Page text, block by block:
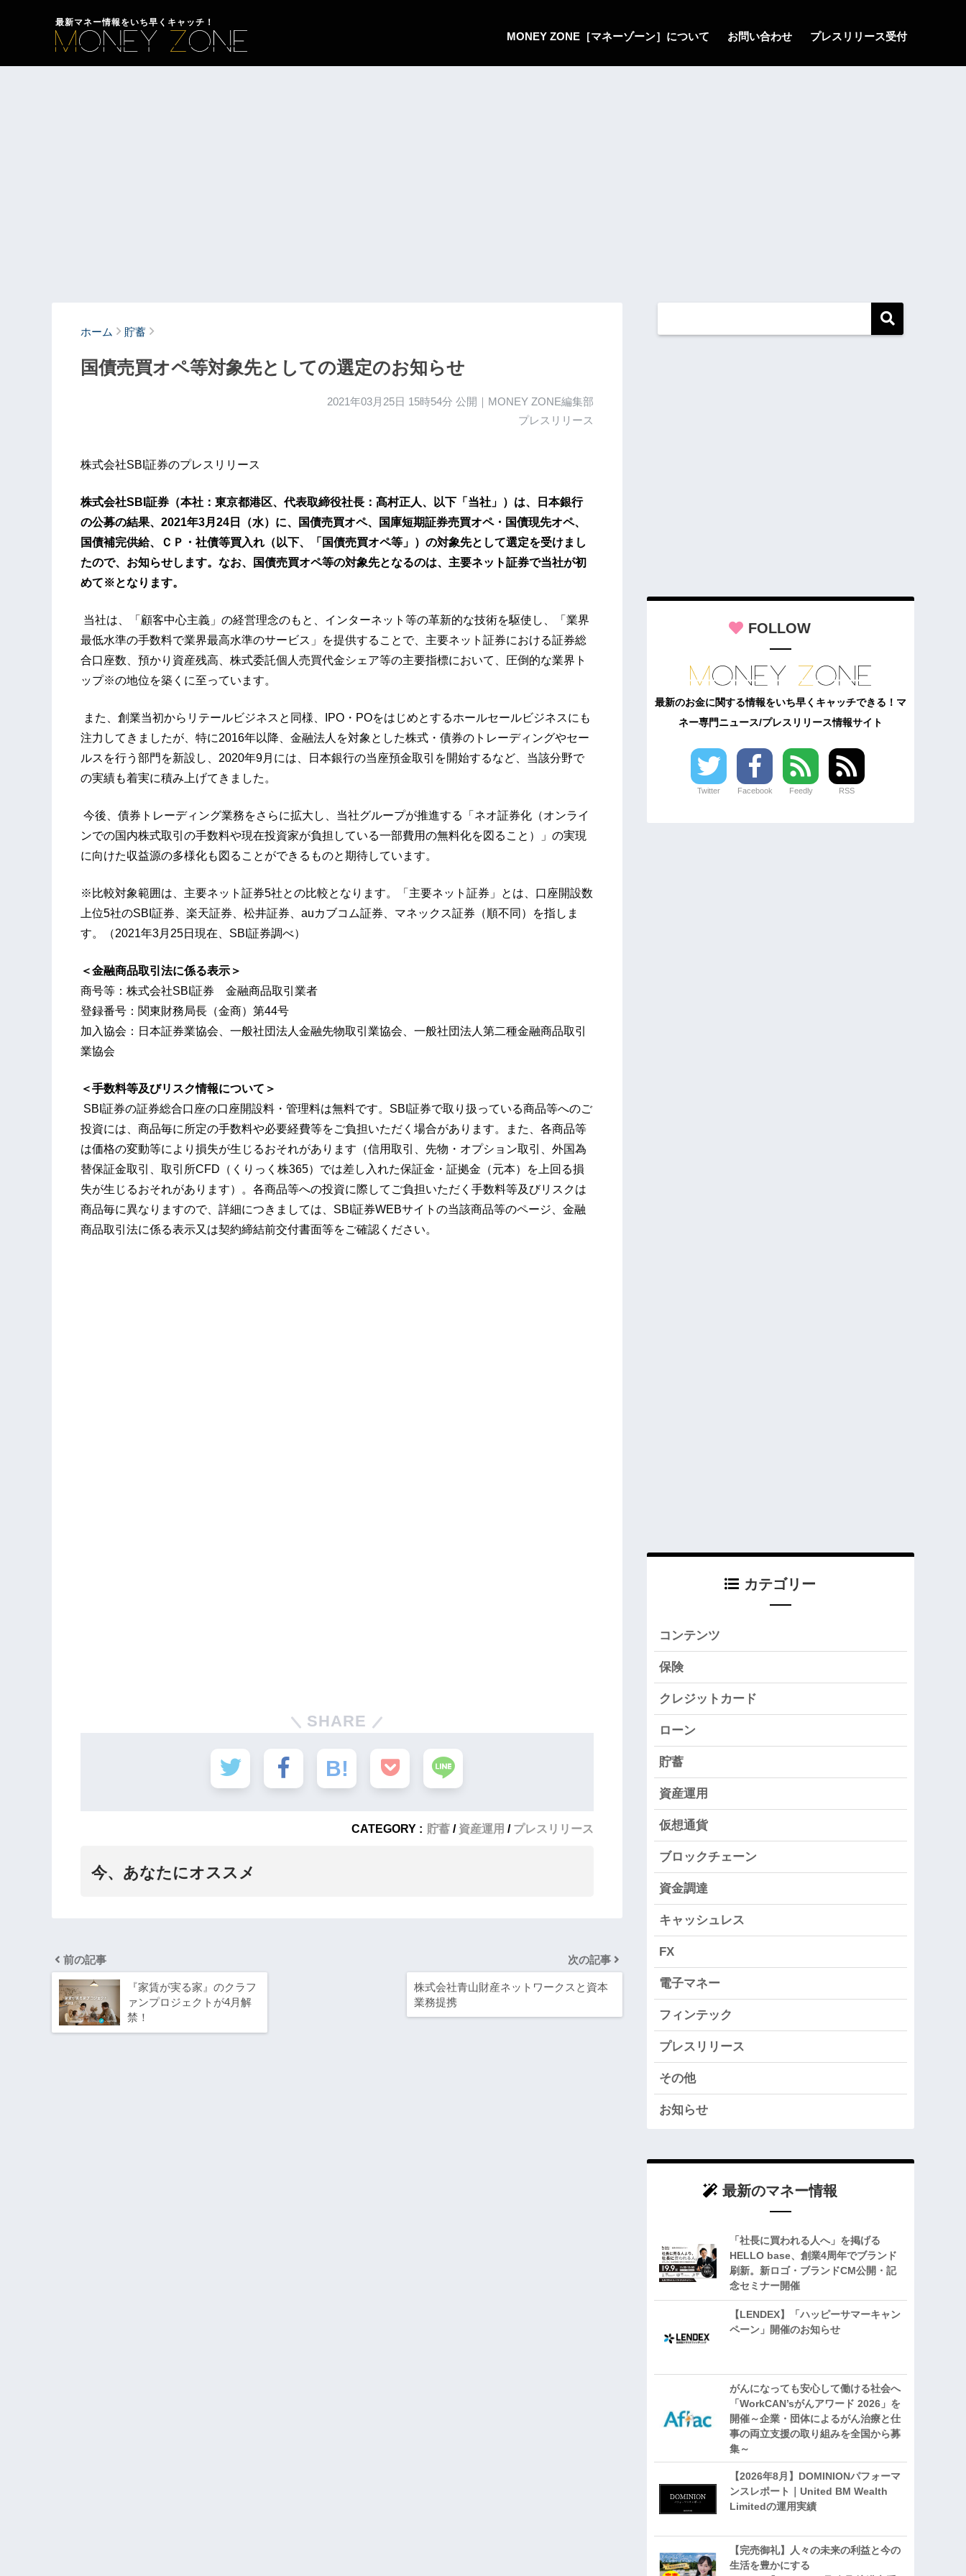
最新マネー情報をいち早くキャッチ！
MONEY ZONE［マネーゾーン］について お問い合わせ プレスリリース受付
ホーム 貯蓄
国債売買オペ等対象先としての選定のお知らせ
2021年03月25日 15時54分 公開｜MONEY ZONE編集部
プレスリリース
株式会社SBI証券のプレスリリース
株式会社SBI証券（本社：東京都港区、代表取締役社長：髙村正人、以下「当社」）は、日本銀行
の公募の結果、2021年3月24日（水）に、国債売買オペ、国庫短期証券売買オペ・国債現先オペ、
国債補完供給、ＣＰ・社債等買入れ（以下、「国債売買オペ等」）の対象先として選定を受けまし
たので、お知らせします。なお、国債売買オペ等の対象先となるのは、主要ネット証券で当社が初
めて※となります。
当社は、「顧客中心主義」の経営理念のもと、インターネット等の革新的な技術を駆使し、「業界
最低水準の手数料で業界最高水準のサービス」を提供することで、主要ネット証券における証券総
合口座数、預かり資産残高、株式委託個人売買代金シェア等の主要指標において、圧倒的な業界ト
ップ※の地位を築くに至っています。
また、創業当初からリテールビジネスと同様、IPO・POをはじめとするホールセールビジネスにも
注力してきましたが、特に2016年以降、金融法人を対象とした株式・債券のトレーディングやセー
ルスを行う部門を新設し、2020年9月には、日本銀行の当座預金取引を開始するなど、当該分野で
の実績も着実に積み上げてきました。
今後、債券トレーディング業務をさらに拡大し、当社グループが推進する「ネオ証券化（オンライ
ンでの国内株式取引の手数料や現在投資家が負担している一部費用の無料化を図ること）」の実現
に向けた収益源の多様化も図ることができるものと期待しています。
※比較対象範囲は、主要ネット証券5社との比較となります。「主要ネット証券」とは、口座開設数
上位5社のSBI証券、楽天証券、松井証券、auカブコム証券、マネックス証券（順不同）を指しま
す。（2021年3月25日現在、SBI証券調べ）
＜金融商品取引法に係る表示＞
商号等：株式会社SBI証券 金融商品取引業者
登録番号：関東財務局長（金商）第44号
加入協会：日本証券業協会、一般社団法人金融先物取引業協会、一般社団法人第二種金融商品取引
業協会
＜手数料等及びリスク情報について＞
SBI証券の証券総合口座の口座開設料・管理料は無料です。SBI証券で取り扱っている商品等へのご
投資には、商品毎に所定の手数料や必要経費等をご負担いただく場合があります。また、各商品等
は価格の変動等により損失が生じるおそれがあります（信用取引、先物・オプション取引、外国為
替保証金取引、取引所CFD（くりっく株365）では差し入れた保証金・証拠金（元本）を上回る損
失が生じるおそれがあります）。各商品等への投資に際してご負担いただく手数料等及びリスクは
商品毎に異なりますので、詳細につきましては、SBI証券WEBサイトの当該商品等のページ、金融
商品取引法に係る表示又は契約締結前交付書面等をご確認ください。
SHARE
CATEGORY : 貯蓄 資産運用 プレスリリース
今、あなたにオススメ
前の記事
『家賃が実る家』のクラフ
ァンプロジェクトが4月解
禁！
次の記事
株式会社青山財産ネットワークスと資本
業務提携
FOLLOW
最新のお金に関する情報をいち早くキャッチできる！マ
ネー専門ニュース/プレスリリース情報サイト
Twitter Facebook Feedly RSS
カテゴリー
コンテンツ
保険
クレジットカード
ローン
貯蓄
資産運用
仮想通貨
ブロックチェーン
資金調達
キャッシュレス
FX
電子マネー
フィンテック
プレスリリース
その他
お知らせ
最新のマネー情報
「社長に買われる人へ」を掲げる
HELLO base、創業4周年でブランド
刷新。新ロゴ・ブランドCM公開・記
念セミナー開催
【LENDEX】「ハッピーサマーキャン
ペーン」開催のお知らせ
がんになっても安心して働ける社会へ
「WorkCAN’sがんアワード 2026」を
開催～企業・団体によるがん治療と仕
事の両立支援の取り組みを全国から募
集～
【2026年8月】DOMINIONパフォーマ
ンスレポート｜United BM Wealth
Limitedの運用実績
【完売御礼】人々の未来の利益と今の
生活を豊かにする